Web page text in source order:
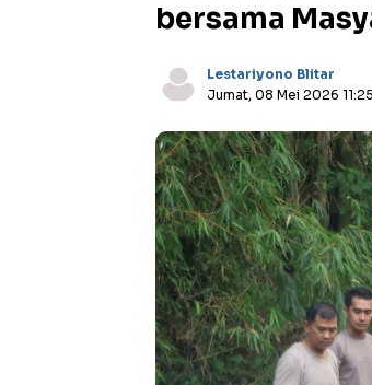
bersama
Lestariyono Blitar
Jumat, 08 Mei 2026